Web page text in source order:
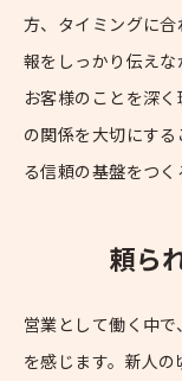
方、タイミングに
報をしっかり伝え
お客様のことを深
の関係を大切にす
る信頼の基盤をつく
頼ら
営業として働く中
を感じます。新人